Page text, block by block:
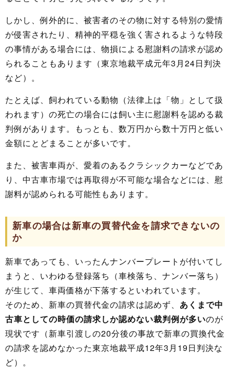
しかし、例外的に、被害者のその物に対する特別の愛情
が侵害されたり、精神的平穏を強く害されるような特段
の事情がある場合には、物損による慰謝料の請求が認め
られることもあります（東京地裁平成元年3月24日判決
など）。
たとえば、飼われている動物（法律上は「物」として扱
われます）の死亡の場合には飼い主に慰謝料を認める裁
判例があります。もっとも、数万円から数十万円と低い
金額にとどまることが多いです。
また、被害車両が、愛着のあるクラシックカーなどであ
り、中古車市場では再取得が不可能な場合などには、慰
謝料が認められる可能性もあります。
新車の場合は新車の買替代金を請求できないの
か
新車であっても、いったんナンバープレートが付いてし
まうと、いわゆる登録落ち（車検落ち、ナンバー落ち）
が生じて、車両価格が下落するといわれています。
そのため、新車の買替代金の請求は認めず、 あくまで中
古車としての時価の請求しか認めない裁判例が多いのが
現状です（新車引渡しの20分後の事故で新車の買換代金
の請求を認めなかった東京地裁平成12年3月19日判決な
ど）。